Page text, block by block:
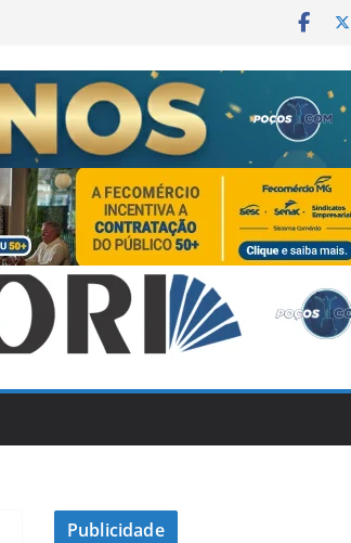
Publicidade